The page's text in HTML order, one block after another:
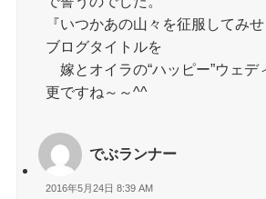
『いつかあの山々を征服してみせ
ブログタイトルを
嫁とオイラの“ハッピー”ウェデ
更ですね～～^^
でぶランナー
2016年5月24日 8:39 AM